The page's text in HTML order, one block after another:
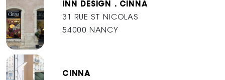
INN DESIGN . CINNA
31 RUE ST NICOLAS
54000 NANCY
CINNA